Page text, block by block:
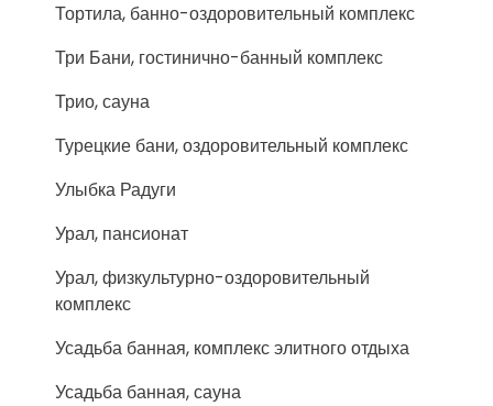
Тортила, банно-оздоровительный комплекс
Три Бани, гостинично-банный комплекс
Трио, сауна
Турецкие бани, оздоровительный комплекс
Улыбка Радуги
Урал, пансионат
Урал, физкультурно-оздоровительный
комплекс
Усадьба банная, комплекс элитного отдыха
Усадьба банная, сауна